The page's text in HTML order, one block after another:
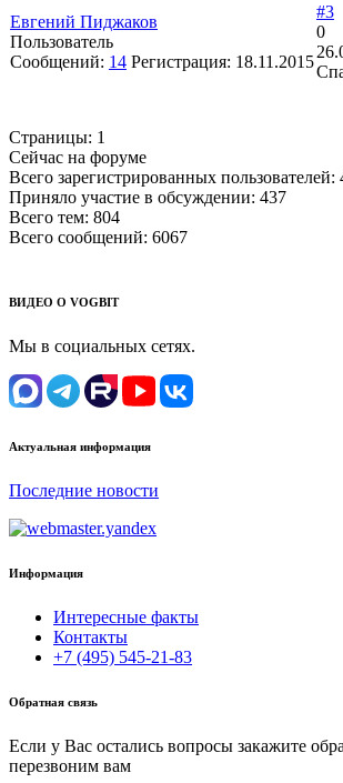
Евгений Пиджаков
Пользователь
Сообщений: 14 Регистрация: 18.11.2015
#3
0
Страницы: 1
Сейчас на форуме
Всего зарегистрированных пользователей:
Приняло участие в обсуждении: 437
Всего тем: 804
Всего сообщений: 6067
ВИДЕО О VOGBIT
Мы в социальных сетях.
Актуальная информация
Последние новости
Информация
Интересные факты
Контакты
+7 (495) 545-21-83
Обратная связь
Если у Вас остались вопросы закажите
перезвоним вам